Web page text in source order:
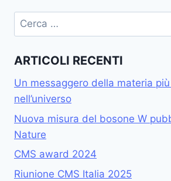
Ricerca
per:
ARTICOLI RECENTI
Un messaggero della materia
nell’universo
Nuova misura del bosone W
Nature
CMS award 2024
Riunione CMS Italia 2025